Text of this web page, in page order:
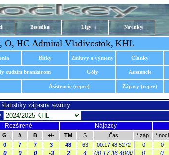
Besiedka Ligy Novinky
O, HC Admiral Vladivostok, KHL
Bitky Zmluvy a výmeny Články
cudzím brankárom Góly Asistencie
Asistencie (repre) Zápasy (repre)
zápasov sezóny
Rozšírené Nájazdy
G A B +/- TM S Čas * záp. * noci
0 7 7 3 48 63 00:17:48.5272 0 0
0 0 0 -3 2 4 00:17:36.4000 0
0